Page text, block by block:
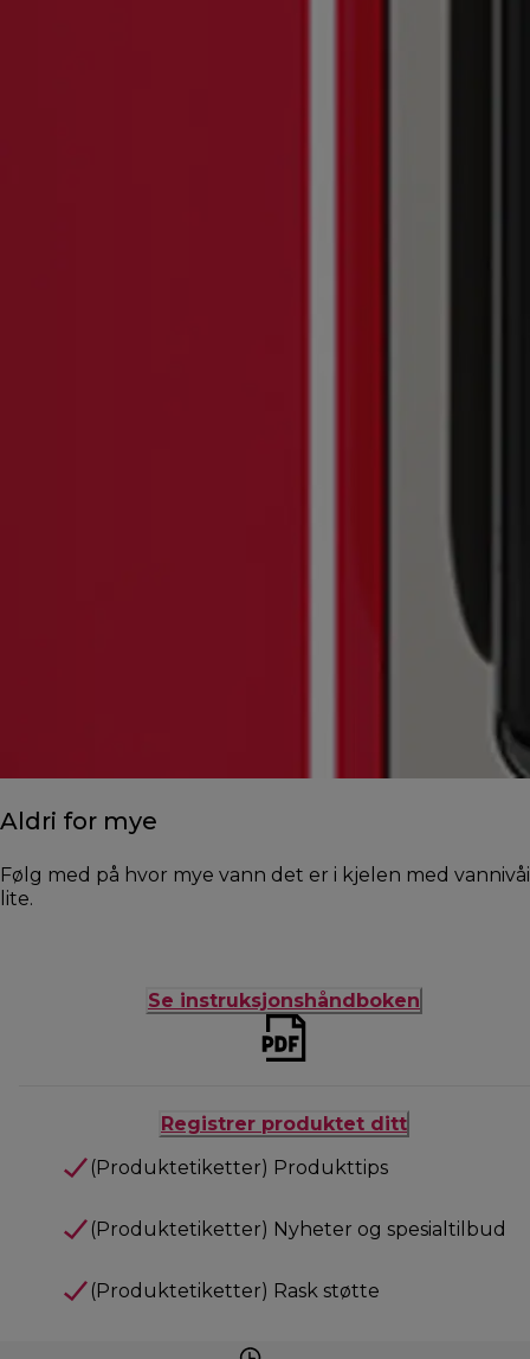
Aldri for mye
Følg med på hvor mye vann det er i kjelen med
lite.
Se instruksjonshåndboken
Registrer produktet ditt
(Produktetiketter) Produkttips
(Produktetiketter) Nyheter og spesialtilbud
(Produktetiketter) Rask støtte